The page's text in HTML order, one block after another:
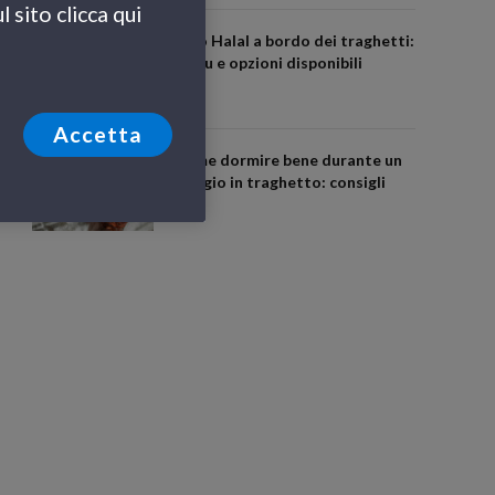
Cibo Halal a bordo dei traghetti:
menu e opzioni disponibili
Come dormire bene durante un
viaggio in traghetto: consigli
sito clicca qui
Accetta